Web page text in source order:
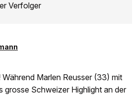
Verfolger
Marlen Reusser (33) mit
grosse Schweizer Highlight an der